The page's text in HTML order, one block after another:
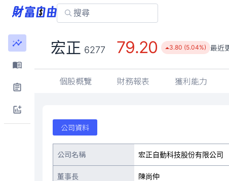
宏正 6277 79.20 3.80 (5.04%) 最近
個股概覽 財務報表 獲利能力
公司資料
公司名稱 宏正自動科技股份有限公司
董事長 陳尚仲